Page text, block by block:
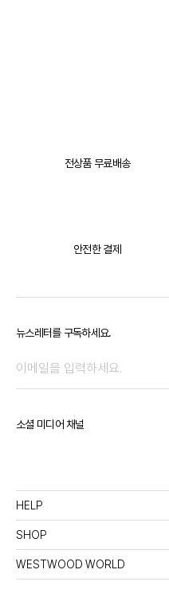
전상품 무료배송
안전한 결제
뉴스레터를 구독하세요.
소셜 미디어 채널
HELP
고객서비스
비회원주문조회
선물포장서비스
반품 및 환불정책
매장찾기
SHOP
멤버십안내
이용약관
이메일무단수집거부
WESTWOOD WORLD